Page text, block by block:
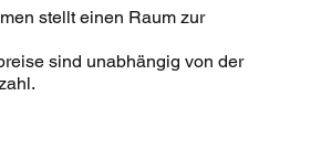
stellt einen Raum zur
sind unabhängig von der